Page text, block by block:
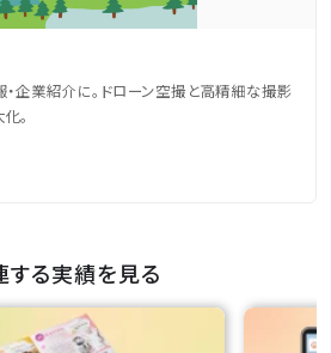
・企業紹介に。ドローン空撮と高精細な撮影
。
する実績を見る